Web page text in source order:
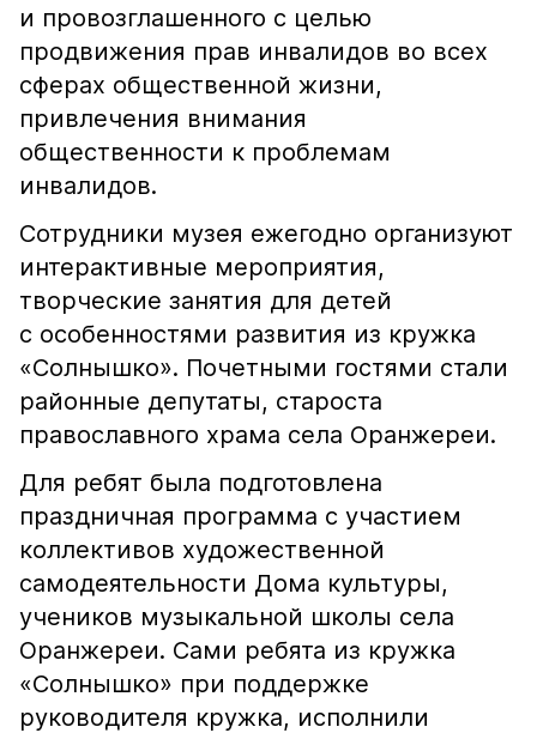
и провозглашенного с целью
продвижения прав инвалидов во всех
сферах общественной жизни,
привлечения внимания
общественности к проблемам
инвалидов.
Сотрудники музея ежегодно организуют
интерактивные мероприятия,
творческие занятия для детей
с особенностями развития из кружка
«Солнышко». Почетными гостями стали
районные депутаты, староста
православного храма села Оранжереи.
Для ребят была подготовлена
праздничная программа с участием
коллективов художественной
самодеятельности Дома культуры,
учеников музыкальной школы села
Оранжереи. Сами ребята из кружка
«Солнышко» при поддержке
руководителя кружка, исполнили